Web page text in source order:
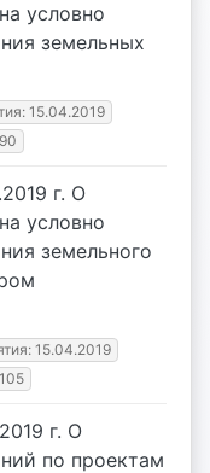
условно
земельных
15.04.2019
90
г. О
условно
земельного
15.04.2019
105
г. О
по проектам